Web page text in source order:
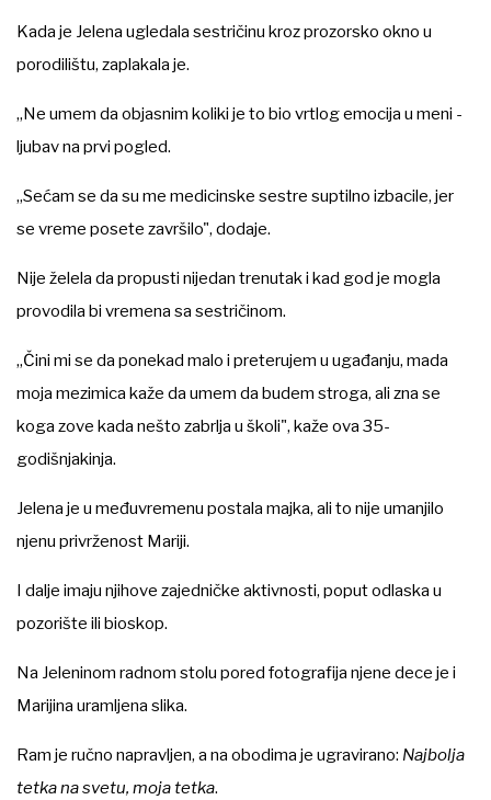
Kada je Jelena ugledala sestričinu kroz prozorsko okno u
porodilištu, zaplakala je.
„Ne umem da objasnim koliki je to bio vrtlog emocija u meni -
ljubav na prvi pogled.
„Sećam se da su me medicinske sestre suptilno izbacile, jer
se vreme posete završilo", dodaje.
Nije želela da propusti nijedan trenutak i kad god je mogla
provodila bi vremena sa sestričinom.
„Čini mi se da ponekad malo i preterujem u ugađanju, mada
moja mezimica kaže da umem da budem stroga, ali zna se
koga zove kada nešto zabrlja u školi", kaže ova 35-
godišnjakinja.
Jelena je u međuvremenu postala majka, ali to nije umanjilo
njenu privrženost Mariji.
I dalje imaju njihove zajedničke aktivnosti, poput odlaska u
pozorište ili bioskop.
Na Jeleninom radnom stolu pored fotografija njene dece je i
Marijina uramljena slika.
Ram je ručno napravljen, a na obodima je ugravirano: Najbolja
tetka na svetu, moja tetka.